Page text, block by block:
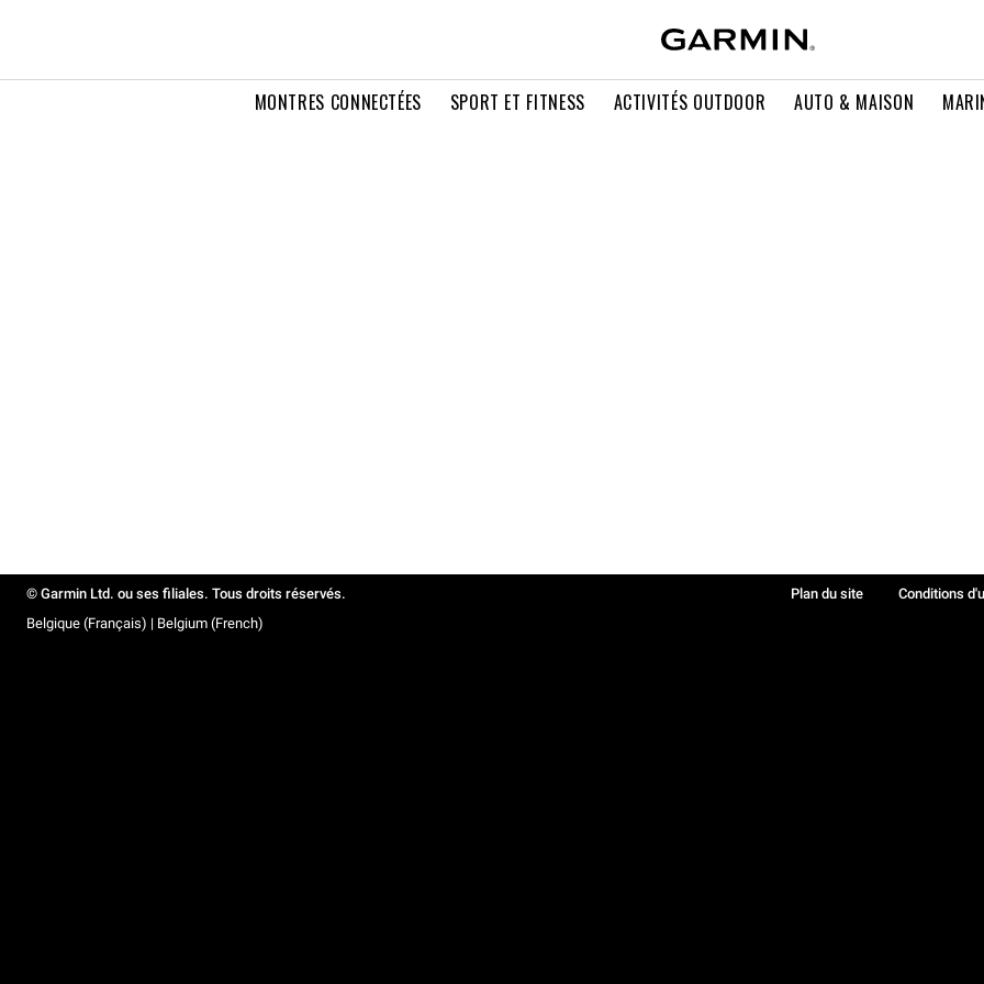
MONTRES CONNECTÉES SPORT ET FITNESS ACTIVITÉS OUTDOOR AUTO & MAISON
© Garmin Ltd. ou ses filiales. Tous droits réservés. Plan du site Conditions
Belgique (Français) | Belgium (French)